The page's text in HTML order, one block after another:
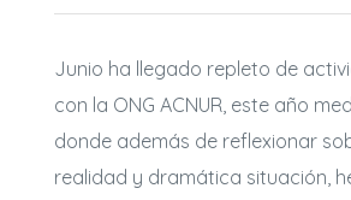
Junio ha llegado repleto de
con la ONG ACNUR, este año
donde además de reflexionar
realidad y dramática situación,